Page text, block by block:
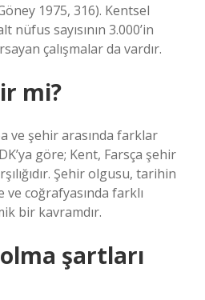
1975, 316). Kentsel
sayısının 3.000’in
çalışmalar da vardır.
mi?
ve şehir arasında farklar
göre; Kent, Farsça şehir
Şehir olgusu, tarihin
coğrafyasında farklı
bir kavramdır.
şartları